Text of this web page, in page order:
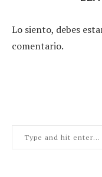
Lo siento, debes
comentario.